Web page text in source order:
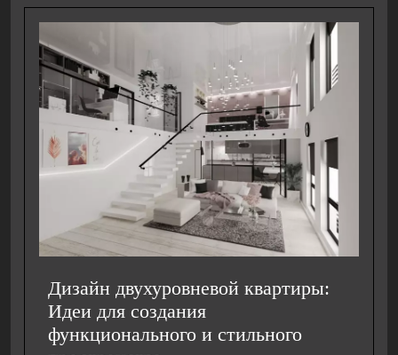
Дизайн двухуровневой квартиры:
Идеи для создания
функционального и стильного